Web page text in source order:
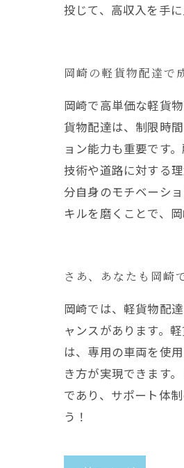
投じて、高収入を手に
岡崎の軽貨物配達で
岡崎で高単価な軽貨
貨物配達は、制限時
ョン能力も重要です
技術や道路に対する
分自身のモチベーシ
キルを磨くことで、
さあ、あなたも岡崎
岡崎では、軽貨物配
ャンスがあります。
は、専用の車両を使
き方が実現できます
であり、サポート体
う！